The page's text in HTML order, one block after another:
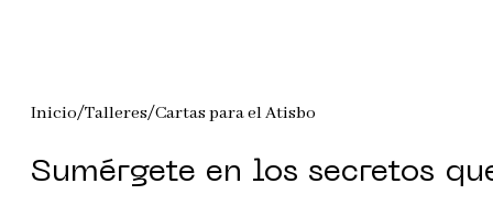
Inicio/Talleres/Cartas para el Atisbo
Sumérgete en los secretos